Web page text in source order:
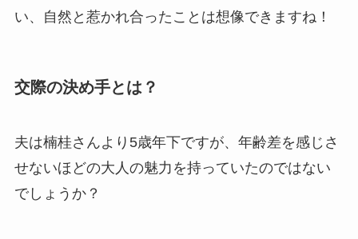
い、自然と惹かれ合ったことは想像できますね！
交際の決め手とは？
夫は楠桂さんより5歳年下ですが、年齢差を感じさ
せないほどの大人の魅力を持っていたのではない
でしょうか？